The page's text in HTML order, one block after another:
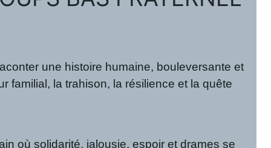
une histoire humaine, bouleversante et
familial, la trahison, la résilience et la quête
où solidarité, jalousie, espoir et drames se